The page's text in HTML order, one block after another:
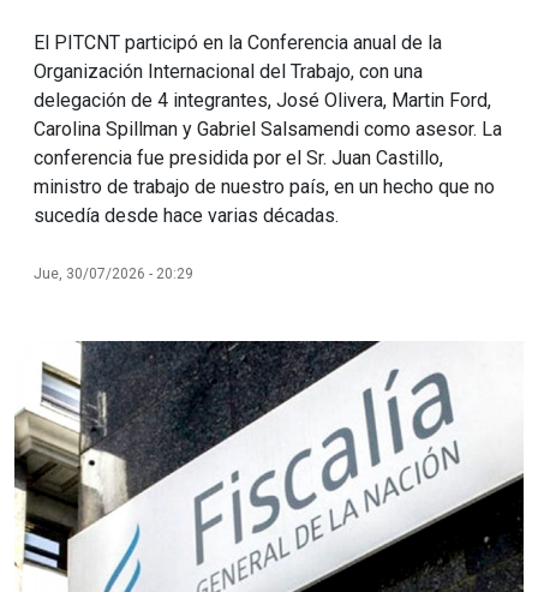
El PITCNT participó en la Conferencia anual de la
Organización Internacional del Trabajo, con una
delegación de 4 integrantes, José Olivera, Martin Ford,
Carolina Spillman y Gabriel Salsamendi como asesor. La
conferencia fue presidida por el Sr. Juan Castillo,
ministro de trabajo de nuestro país, en un hecho que no
sucedía desde hace varias décadas.
Jue, 30/07/2026 - 20:29